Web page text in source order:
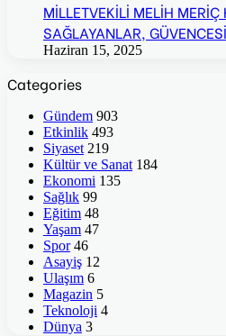
MİLLETVEKİLİ MELİH
SAĞLAYANLAR,
Haziran 15, 2025
Categories
Gündem 903
Etkinlik 493
Siyaset 219
Kültür ve Sanat 184
Ekonomi 135
Sağlık 99
Eğitim 48
Yaşam 47
Spor 46
Asayiş 12
Ulaşım 6
Magazin 5
Teknoloji 4
Dünya 3